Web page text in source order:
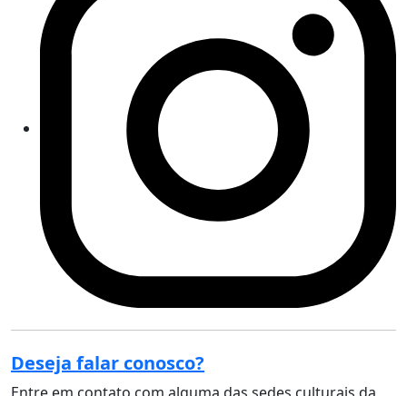
Deseja falar conosco?